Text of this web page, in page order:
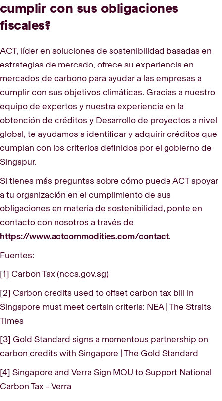
cumplir con sus obligaciones
fiscales?
ACT, líder en soluciones de sostenibilidad basadas en
estrategias de mercado, ofrece su experiencia en
mercados de carbono para ayudar a las empresas a
cumplir con sus objetivos climáticas. Gracias a nuestro
equipo de expertos y nuestra experiencia en la
obtención de créditos y Desarrollo de proyectos a nivel
global, te ayudamos a identificar y adquirir créditos que
cumplan con los criterios definidos por el gobierno de
Singapur.
Si tienes más preguntas sobre cómo puede ACT apoyar
a tu organización en el cumplimiento de sus
obligaciones en materia de sostenibilidad, ponte en
contacto con nosotros a través de
https://www.actcommodities.com/contact.
Fuentes:
[1] Carbon Tax (nccs.gov.sg)
[2] Carbon credits used to offset carbon tax bill in
Singapore must meet certain criteria: NEA | The Straits
Times
[3] Gold Standard signs a momentous partnership on
carbon credits with Singapore | The Gold Standard
[4] Singapore and Verra Sign MOU to Support National
Carbon Tax - Verra